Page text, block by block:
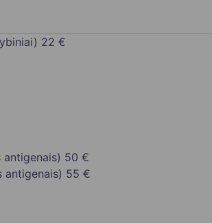
22 €
50 €
antigenais) 55 €